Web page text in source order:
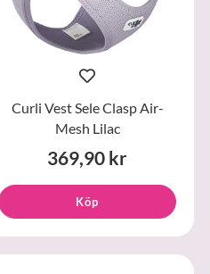
Curli Vest Sele Clasp Air-
Mesh Lilac
369,90 kr
Köp